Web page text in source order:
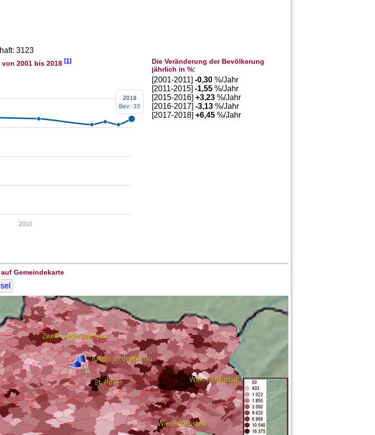
3123
2001 bis 2018 [1]
2010
2018
Bev.: 33
Die Veränderung der Bevölkerung
jährlich in %:
[2001-2011]-0,30 %/Jahr
[2011-2015]-1,55 %/Jahr
[2015-2016]+3,23 %/Jahr
[2016-2017]-3,13 %/Jahr
[2017-2018]+6,45 %/Jahr
Gemeindekarte